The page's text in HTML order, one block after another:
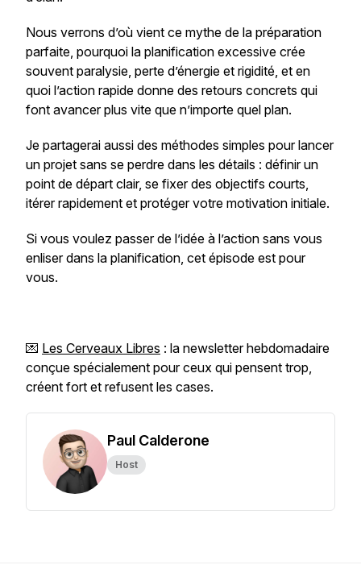
Nous verrons d’où vient ce mythe de la préparation
parfaite, pourquoi la planification excessive crée
souvent paralysie, perte d’énergie et rigidité, et en
quoi l’action rapide donne des retours concrets qui
font avancer plus vite que n’importe quel plan.
Je partagerai aussi des méthodes simples pour lancer
un projet sans se perdre dans les détails : définir un
point de départ clair, se fixer des objectifs courts,
itérer rapidement et protéger votre motivation initiale.
Si vous voulez passer de l’idée à l’action sans vous
enliser dans la planification, cet épisode est pour
vous.
💌 Les Cerveaux Libres : la newsletter hebdomadaire
conçue spécialement pour ceux qui pensent trop,
créent fort et refusent les cases.
Paul Calderone
Host